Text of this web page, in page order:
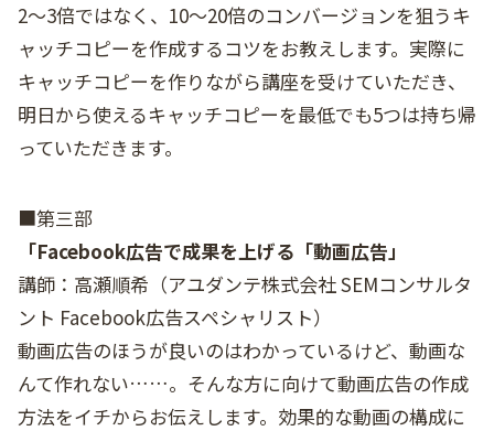
2～3倍ではなく、10～20倍のコンバージョンを狙うキ
ャッチコピーを作成するコツをお教えします。実際に
キャッチコピーを作りながら講座を受けていただき、
明日から使えるキャッチコピーを最低でも5つは持ち帰
っていただきます。
■第三部
「Facebook広告で成果を上げる「動画広告」
講師：高瀬順希（アユダンテ株式会社 SEMコンサルタ
ント Facebook広告スペシャリスト）
動画広告のほうが良いのはわかっているけど、動画な
んて作れない……。そんな方に向けて動画広告の作成
方法をイチからお伝えします。効果的な動画の構成に